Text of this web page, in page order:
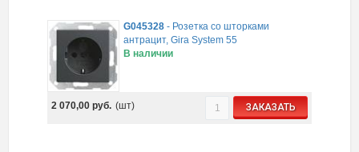
G045328- Розетка со шторками
антрацит, Gira System 55
В наличии
2 070,00 руб. (шт) ЗАКАЗАТЬ